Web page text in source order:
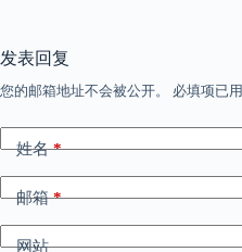
发表回复
您的邮箱地址不会被公开。 必填项已用
姓名*
邮箱*
网站